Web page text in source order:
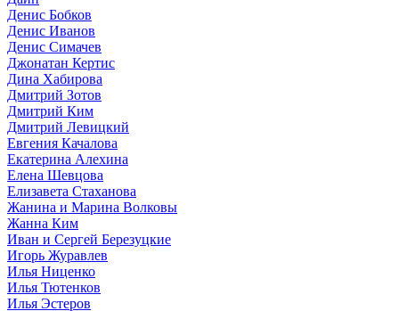
Денис Бобков
Денис Иванов
Денис Симачев
Джонатан Кертис
Дина Хабирова
Дмитрий Зотов
Дмитрий Ким
Дмитрий Левицкий
Евгения Качалова
Екатерина Алехина
Елена Шевцова
Елизавета Стаханова
Жанина и Марина Волковы
Жанна Ким
Иван и Сергей Березуцкие
Игорь Журавлев
Илья Ниценко
Илья Тютенков
Илья Эстеров